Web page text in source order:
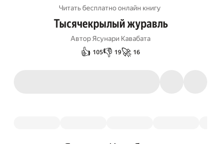
Читать бесплатно онлайн книгу
Тысячекрылый журавль
Автор Ясунари Кавабата
👍 105👎 19🚀 16